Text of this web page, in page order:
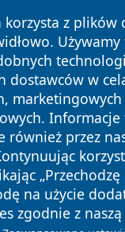
korzysta z plików
dostawców w
marketingowych
również przez
na użycie
zgodnie z naszą
Polityka
Prywatności